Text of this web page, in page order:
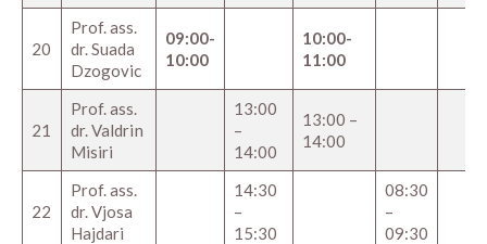
20
Prof. ass.
dr. Suada
Dzogovic
09:00-
10:00
10:00-
11:00
21
Prof. ass.
dr. Valdrin
Misiri
13:00
–
14:00
13:00 –
14:00
22
Prof. ass.
dr. Vjosa
Hajdari
14:30
–
15:30
08:30
–
09:30